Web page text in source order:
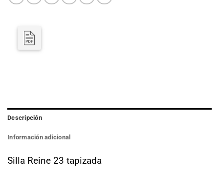
Descripción
Información adicional
Silla Reine 23 tapizada